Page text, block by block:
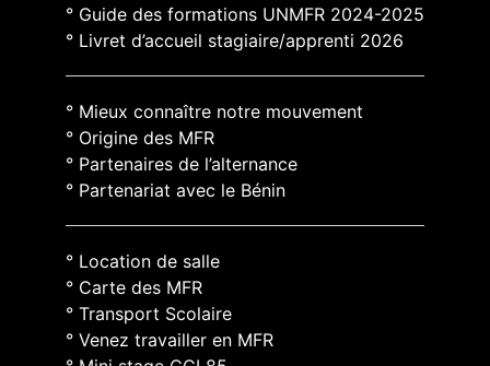
° Guide des formations UNMFR 2024-2025
° Livret d’accueil stagiaire/apprenti 2026
° Mieux connaître notre mouvement
° Origine des MFR
° Partenaires de l’alternance
° Partenariat avec le Bénin
° Location de salle
° Carte des MFR
° Transport Scolaire
° Venez travailler en MFR